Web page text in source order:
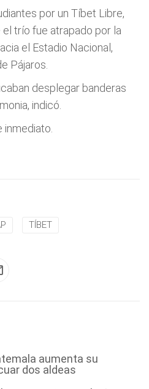
por un Tíbet Libre,
el trío fue atrapado por la
el Estadio Nacional,
Pájaros.
desplegar banderas
indicó.
TÍBET
aumenta su
dos aldeas